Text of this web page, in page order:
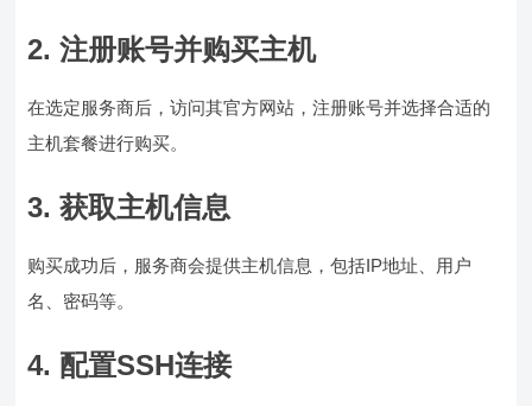
2. 注册账号并购买主机
在选定服务商后，访问其官方网站，注册账号并选择合适的
主机套餐进行购买。
3. 获取主机信息
购买成功后，服务商会提供主机信息，包括IP地址、用户
名、密码等。
4. 配置SSH连接